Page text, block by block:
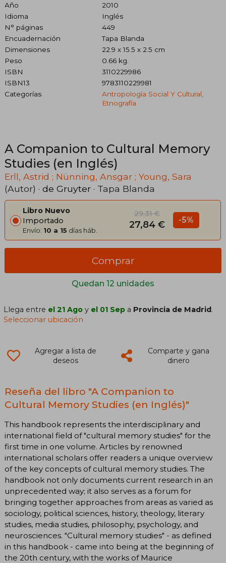
Año
2010
Idioma
Inglés
N° páginas
449
Encuadernación
Tapa Blanda
Dimensiones
22.9 x 15.5 x 2.5 cm
Peso
0.66 kg.
ISBN
3110229986
ISBN13
9783110229981
Categorías
Antropología Social Y Cultural,
Etnografía
A Companion to Cultural Memory
Studies (en Inglés)
Erll, Astrid ; Nünning, Ansgar ; Young, Sara
(Autor) · de Gruyter · Tapa Blanda
Libro Nuevo
Importado
Envío: 10 a 15 días háb.
29,31 €
27,84 € -5%
Quedan 12 unidades
Comprar
Llega entre el 21 Ago y el 01 Sep a Provincia de Madrid.
Seleccionar ubicación
Agregar a lista de
deseos
Comparte y gana
dinero
Reseña del libro "A Companion to
Cultural Memory Studies (en Inglés)"
This handbook represents the interdisciplinary and
international field of "cultural memory studies" for the
first time in one volume. Articles by renowned
international scholars offer readers a unique overview
of the key concepts of cultural memory studies. The
handbook not only documents current research in an
unprecedented way; it also serves as a forum for
bringing together approaches from areas as varied as
sociology, political sciences, history, theology, literary
studies, media studies, philosophy, psychology, and
neurosciences. "Cultural memory studies" - as defined
in this handbook - came into being at the beginning of
the 20th century, with the works of Maurice